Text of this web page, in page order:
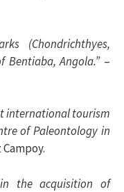
(Chondrichthyes,
Bentiaba, Angola.”–
international tourism
of Paleontology in
the acquisition of